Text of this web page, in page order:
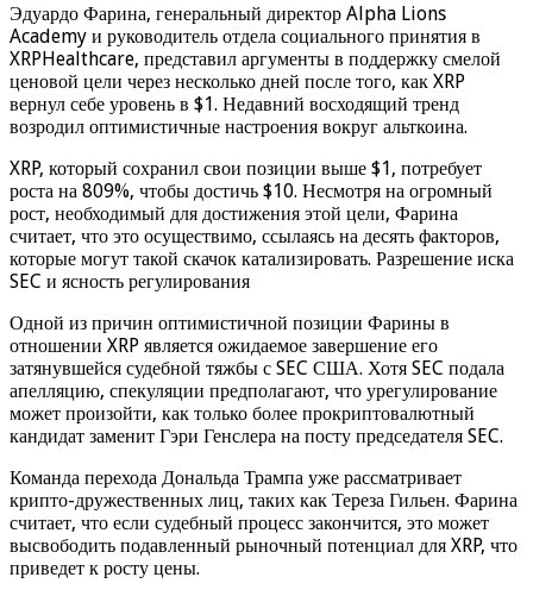
Эдуардо Фарина, генеральный директор Alpha Lions
Academy и руководитель отдела социального принятия в
XRPHealthcare, представил аргументы в поддержку смелой
ценовой цели через несколько дней после того, как XRP
вернул себе уровень в $1. Недавний восходящий тренд
возродил оптимистичные настроения вокруг альткоина.
XRP, который сохранил свои позиции выше $1, потребует
роста на 809%, чтобы достичь $10. Несмотря на огромный
рост, необходимый для достижения этой цели, Фарина
считает, что это осуществимо, ссылаясь на десять факторов,
которые могут такой скачок катализировать. Разрешение иска
SEC и ясность регулирования
Одной из причин оптимистичной позиции Фарины в
отношении XRP является ожидаемое завершение его
затянувшейся судебной тяжбы с SEC США. Хотя SEC подала
апелляцию, спекуляции предполагают, что урегулирование
может произойти, как только более прокриптовалютный
кандидат заменит Гэри Генслера на посту председателя SEC.
Команда перехода Дональда Трампа уже рассматривает
крипто-дружественных лиц, таких как Тереза ​​Гильен. Фарина
считает, что если судебный процесс закончится, это может
высвободить подавленный рыночный потенциал для XRP, что
приведет к росту цены.